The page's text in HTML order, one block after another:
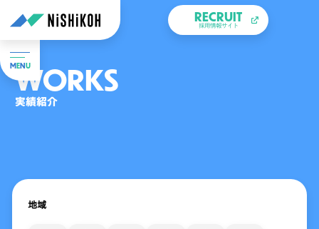
RECRUIT
採用情報サイト
MENU
WORKS
実績紹介
地域